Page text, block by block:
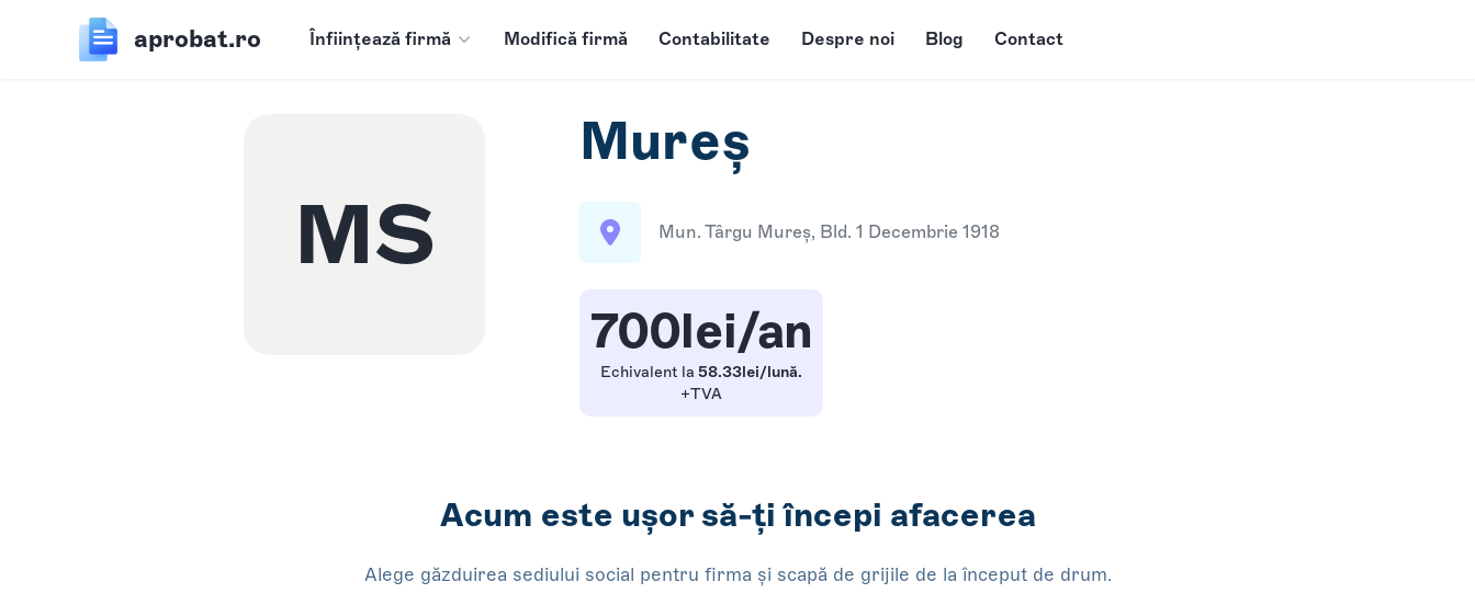
aprobat.ro Înființează firmă Modifică firmă Contabilitate Despre noi Blog Contact
MS
Mureș
Mun. Târgu Mureș, Bld. 1 Decembrie 1918
700lei/an
Echivalent la 58.33lei/lună.
+TVA
Acum este ușor să-ți începi afacerea
Alege găzduirea sediului social pentru firma și scapă de grijile de la început de drum.